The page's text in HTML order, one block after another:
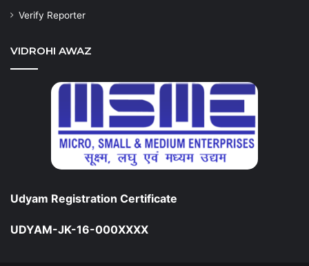
Verify Reporter
VIDROHI AWAZ
Udyam Registration Certificate
UDYAM-JK-16-000XXXX